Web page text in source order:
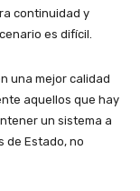
continuidad y
es difícil.
una mejor calidad
aquellos que hay
un sistema a
de Estado, no